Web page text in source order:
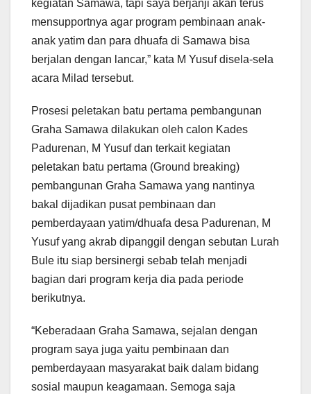
kegiatan Samawa, tapi saya berjanji akan terus
mensupportnya agar program pembinaan anak-
anak yatim dan para dhuafa di Samawa bisa
berjalan dengan lancar,” kata M Yusuf disela-sela
acara Milad tersebut.
Prosesi peletakan batu pertama pembangunan
Graha Samawa dilakukan oleh calon Kades
Padurenan, M Yusuf dan terkait kegiatan
peletakan batu pertama (Ground breaking)
pembangunan Graha Samawa yang nantinya
bakal dijadikan pusat pembinaan dan
pemberdayaan yatim/dhuafa desa Padurenan, M
Yusuf yang akrab dipanggil dengan sebutan Lurah
Bule itu siap bersinergi sebab telah menjadi
bagian dari program kerja dia pada periode
berikutnya.
“Keberadaan Graha Samawa, sejalan dengan
program saya juga yaitu pembinaan dan
pemberdayaan masyarakat baik dalam bidang
sosial maupun keagamaan. Semoga saja